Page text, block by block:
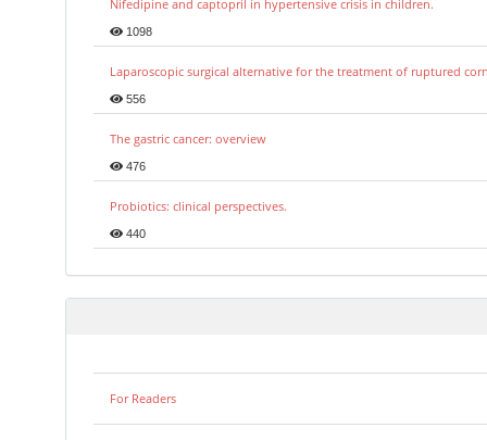
Nifedipine and captopril in hypertensive crisis in children.
1098
Laparoscopic surgical alternative for the treatment of ruptured
556
The gastric cancer: overview
476
Probiotics: clinical perspectives.
440
For Readers